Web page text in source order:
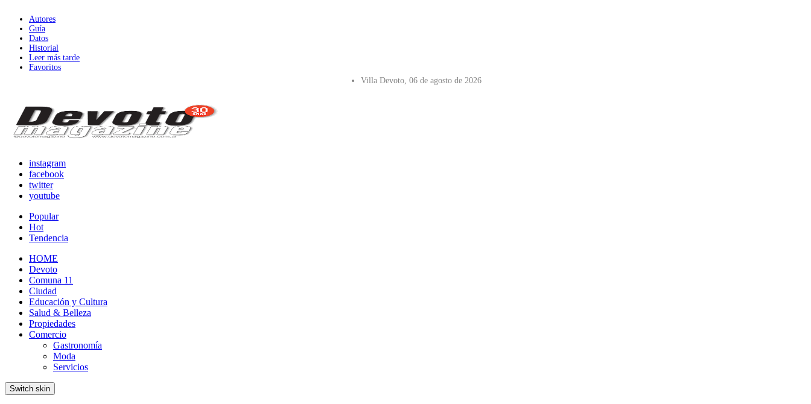
Autores
Guía
Datos
Historial
Leer más tarde
Favoritos
Villa Devoto, 06 de agosto de 2026
instagram
facebook
twitter
youtube
Popular
Hot
Tendencia
HOME
Devoto
Comuna 11
Ciudad
Educación y Cultura
Salud & Belleza
Propiedades
Comercio
Gastronomía
Moda
Servicios
Switch skin